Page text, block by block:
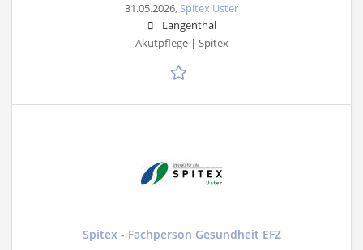
31.05.2026, Spitex Uster
Langenthal
Akutpflege | Spitex
Spitex - Fachperson Gesundheit EFZ